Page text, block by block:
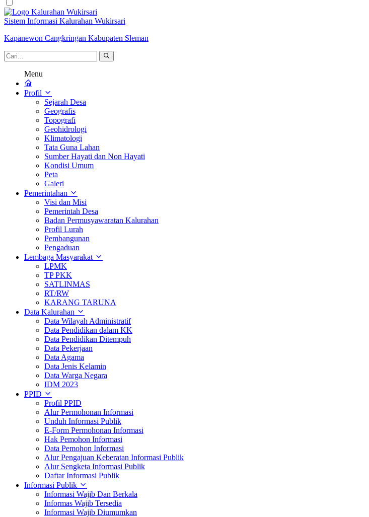
Sistem Informasi Kalurahan Wukirsari
Kapanewon Cangkringan Kabupaten Sleman
Menu
Profil
Sejarah Desa
Geografis
Topografi
Geohidrologi
Klimatologi
Tata Guna Lahan
Sumber Hayati dan Non Hayati
Kondisi Umum
Peta
Galeri
Pemerintahan
Visi dan Misi
Pemerintah Desa
Badan Permusyawaratan Kalurahan
Profil Lurah
Pembangunan
Pengaduan
Lembaga Masyarakat
LPMK
TP PKK
SATLINMAS
RT/RW
KARANG TARUNA
Data Kalurahan
Data Wilayah Administratif
Data Pendidikan dalam KK
Data Pendidikan Ditempuh
Data Pekerjaan
Data Agama
Data Jenis Kelamin
Data Warga Negara
IDM 2023
PPID
Profil PPID
Alur Permohonan Informasi
Unduh Informasi Publik
E-Form Permohonan Informasi
Hak Pemohon Informasi
Data Pemohon Informasi
Alur Pengajuan Keberatan Informasi Publik
Alur Sengketa Informasi Publik
Daftar Informasi Publik
Informasi Publik
Informasi Wajib Dan Berkala
Informas Wajib Tersedia
Informasi Wajib Diumumkan